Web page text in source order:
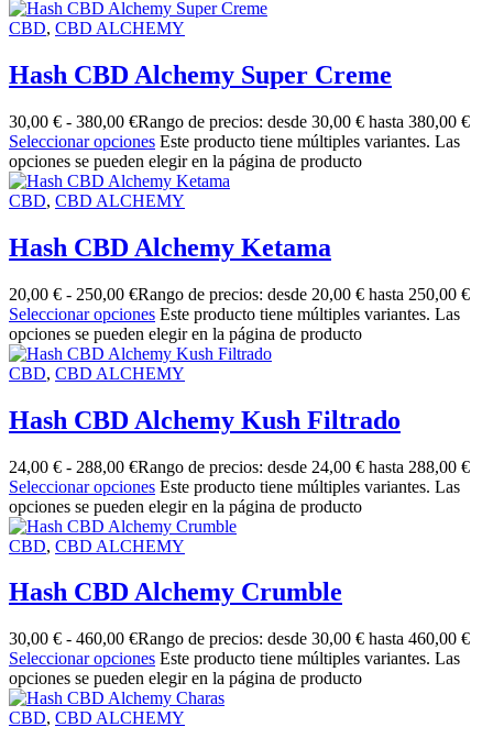
CBD, CBD ALCHEMY
Hash CBD Alchemy Super Creme
30,00 € - 380,00 €Rango de precios: desde 30,00 € hasta 380,00 €
Seleccionar opciones Este producto tiene múltiples variantes. Las
opciones se pueden elegir en la página de producto
CBD, CBD ALCHEMY
Hash CBD Alchemy Ketama
20,00 € - 250,00 €Rango de precios: desde 20,00 € hasta 250,00 €
Seleccionar opciones Este producto tiene múltiples variantes. Las
opciones se pueden elegir en la página de producto
CBD, CBD ALCHEMY
Hash CBD Alchemy Kush Filtrado
24,00 € - 288,00 €Rango de precios: desde 24,00 € hasta 288,00 €
Seleccionar opciones Este producto tiene múltiples variantes. Las
opciones se pueden elegir en la página de producto
CBD, CBD ALCHEMY
Hash CBD Alchemy Crumble
30,00 € - 460,00 €Rango de precios: desde 30,00 € hasta 460,00 €
Seleccionar opciones Este producto tiene múltiples variantes. Las
opciones se pueden elegir en la página de producto
CBD, CBD ALCHEMY